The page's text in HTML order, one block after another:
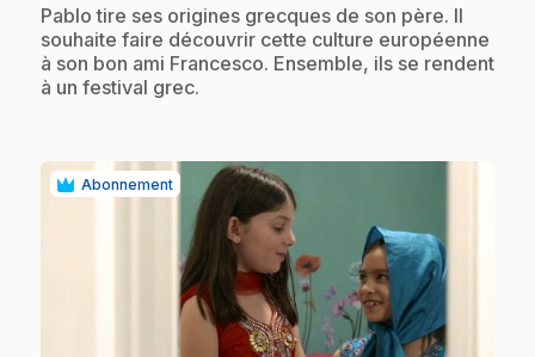
.Pablo tire ses origines grecques de son père. Il
souhaite faire découvrir cette culture européenne
à son bon ami Francesco. Ensemble, ils se rendent
à un festival grec.
Abonnement